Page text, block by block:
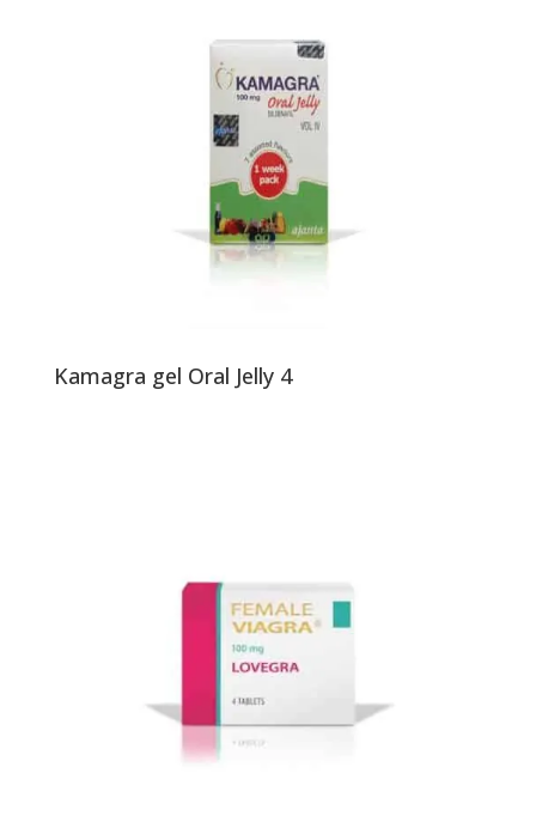
Kamagra gel Oral Jelly 4